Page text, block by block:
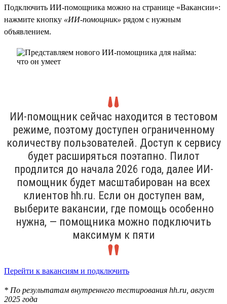
Подключить ИИ-помощника можно на странице «Вакансии»:
нажмите кнопку «ИИ-помощник» рядом с нужным
объявлением.
ИИ-помощник сейчас находится в тестовом
режиме, поэтому доступен ограниченному
количеству пользователей. Доступ к сервису
будет расширяться поэтапно. Пилот
продлится до начала 2026 года, далее ИИ-
помощник будет масштабирован на всех
клиентов hh.ru. Если он доступен вам,
выберите вакансии, где помощь особенно
нужна, — помощника можно подключить
максимум к пяти
Перейти к вакансиям и подключить
* По результатам внутреннего тестирования hh.ru, август
2025 года